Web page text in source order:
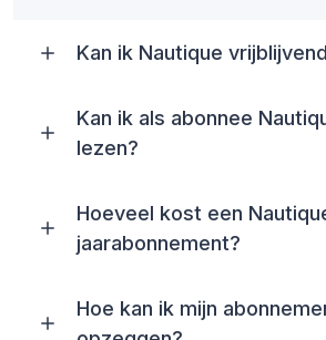
Kan ik Nautique
Kan ik als abonnee
lezen?
Hoeveel kost een
jaarabonnement?
Hoe kan ik mijn